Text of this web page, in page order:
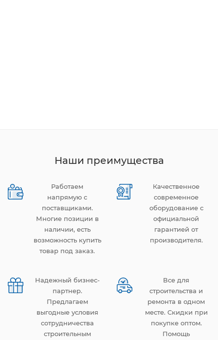
Наши преимущества
Работаем
напрямую с
поставщиками.
Многие позиции в
наличии, есть
возможность купить
товар под заказ.
Качественное
современное
оборудование с
официальной
гарантией от
производителя.
Надежный бизнес-
партнер.
Предлагаем
выгодные условия
сотрудничества
строительным
Все для
строительства и
ремонта в одном
месте. Скидки при
покупке оптом.
Помощь